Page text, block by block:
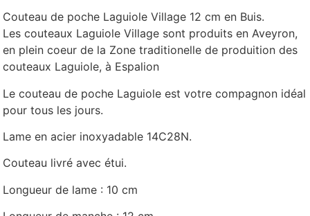
Couteau de poche Laguiole Village 12 cm en Buis.
Les couteaux Laguiole Village sont produits en Aveyron,
en plein coeur de la Zone traditionelle de produition des
couteaux Laguiole, à Espalion
Le couteau de poche Laguiole est votre compagnon idéal
pour tous les jours.
Lame en acier inoxyadable 14C28N.
Couteau livré avec étui.
Longueur de lame : 10 cm